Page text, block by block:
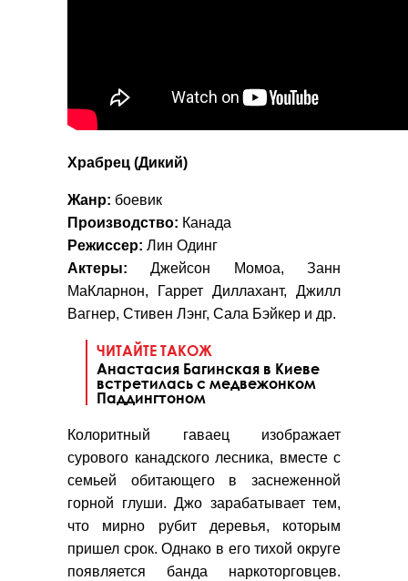
Храбрец (Дикий)
Жанр: боевик
Производство: Канада
Режиссер: Лин Одинг
Актеры: Джейсон Момоа, Занн
МаКларнон, Гаррет Диллахант, Джилл
Вагнер, Стивен Лэнг, Сала Бэйкер и др.
ЧИТАЙТЕ ТАКОЖ
Анастасия Багинская в Киеве
встретилась с медвежонком
Паддингтоном
Колоритный гаваец изображает
сурового канадского лесника, вместе с
семьей обитающего в заснеженной
горной глуши. Джо зарабатывает тем,
что мирно рубит деревья, которым
пришел срок. Однако в его тихой округе
появляется банда наркоторговцев.